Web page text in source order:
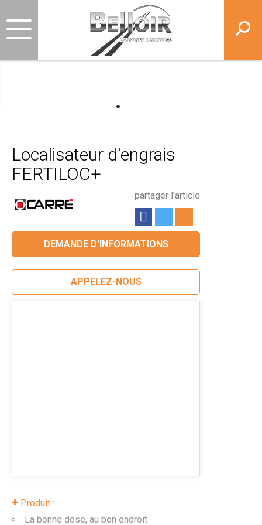
Localisateur d'engrais
FERTILOC+
+ Produit :
La bonne dose, au bon endroit
partager l'article
DEMANDE D'INFORMATIONS
APPELEZ-NOUS